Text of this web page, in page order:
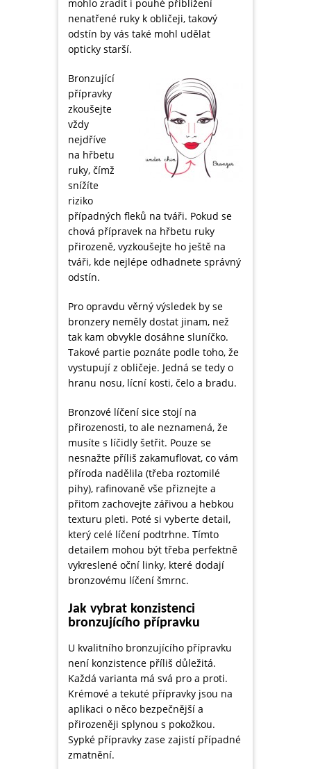
mohlo zradit i pouhé přiblížení
nenatřené ruky k obličeji, takový
odstín by vás také mohl udělat
opticky starší.
Bronzující
přípravky
zkoušejte
vždy
nejdříve
na hřbetu
ruky, čímž
snížíte
riziko
případných fleků na tváři. Pokud se
chová přípravek na hřbetu ruky
přirozeně, vyzkoušejte ho ještě na
tváři, kde nejlépe odhadnete správný
odstín.
Pro opravdu věrný výsledek by se
bronzery neměly dostat jinam, než
tak kam obvykle dosáhne sluníčko.
Takové partie poznáte podle toho, že
vystupují z obličeje. Jedná se tedy o
hranu nosu, lícní kosti, čelo a bradu.
Bronzové líčení sice stojí na
přirozenosti, to ale neznamená, že
musíte s líčidly šetřit. Pouze se
nesnažte příliš zakamuflovat, co vám
příroda nadělila (třeba roztomilé
pihy), rafinovaně vše přiznejte a
přitom zachovejte zářivou a hebkou
texturu pleti. Poté si vyberte detail,
který celé líčení podtrhne. Tímto
detailem mohou být třeba perfektně
vykreslené oční linky, které dodají
bronzovému líčení šmrnc.
Jak vybrat konzistenci
bronzujícího přípravku
U kvalitního bronzujícího přípravku
není konzistence příliš důležitá.
Každá varianta má svá pro a proti.
Krémové a tekuté přípravky jsou na
aplikaci o něco bezpečnější a
přirozeněji splynou s pokožkou.
Sypké přípravky zase zajistí případné
zmatnění.